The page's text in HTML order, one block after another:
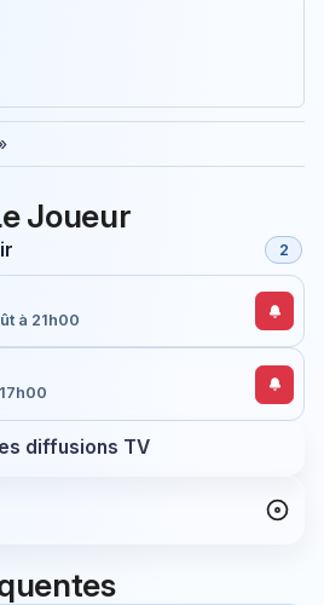
Joueur
2
à 21h00
diffusions TV